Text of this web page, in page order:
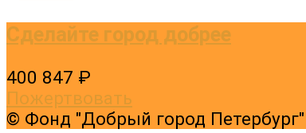
Сделайте город добрее
400 847 ₽
Пожертвовать
© Фонд "Добрый город Петербург"